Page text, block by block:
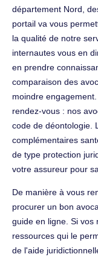
département Nord,
portail va vous
la qualité de notre
internautes vous en
en prendre
comparaison des
moindre
rendez-vous : nos
code de déontologie.
complémentaires
de type protection
votre assureur pour
De manière à vous
procurer un bon
guide en ligne. Si vos
ressources qui le
de l'aide